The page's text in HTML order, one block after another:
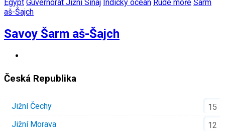
Egypt Guvernorát Jižní Sinaj Indický oceán Rudé moře Šarm
aš-Šajch
Savoy Šarm aš-Šajch
Česká Republika
Jižní Čechy
15
Jižní Morava
12